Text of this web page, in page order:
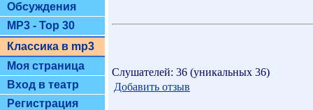
Обсуждения
MP3 - Top 30
Классика в mp3
Моя страница
Вход в театр
Регистрация
Слушателей: 36 (уникальных 36)
Добавить отзыв